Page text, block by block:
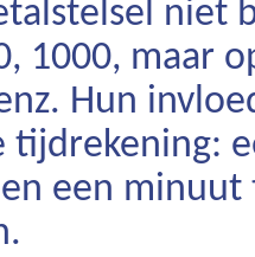
niet
1000, maar
Hun
tijdrekening:
een minuut